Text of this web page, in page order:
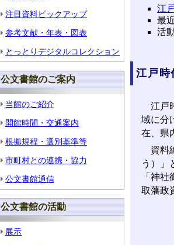
注目資料ピックアップ
参考文献・年表・図表
とっとりデジタルコレクション
公文書館のご案内
当館のご紹介
開館時間・交通案内
根拠規程・選別基準等
市町村との連携・協力
公文書館通信
公文書館の活動
展示
江
最
活
江戸時
江戸
域に分
在、県
資料
う）」
「神
取藩政